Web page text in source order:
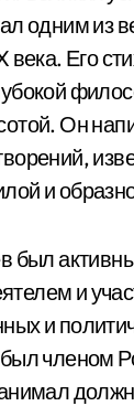
одним из
века. Его
Он
и
был
и
и
членом